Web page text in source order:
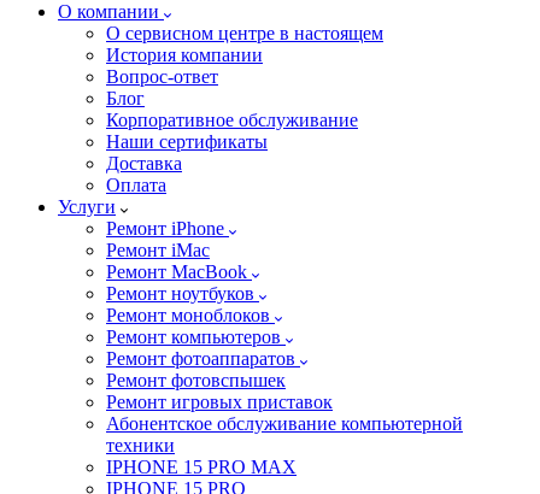
О компании
О сервисном центре в настоящем
История компании
Вопрос-ответ
Блог
Корпоративное обслуживание
Наши сертификаты
Доставка
Оплата
Услуги
Ремонт iPhone
Ремонт iMac
Ремонт MacBook
Ремонт ноутбуков
Ремонт моноблоков
Ремонт компьютеров
Ремонт фотоаппаратов
Ремонт фотовспышек
Ремонт игровых приставок
Абонентское обслуживание компьютерной
техники
IPHONE 15 PRO MAX
IPHONE 15 PRO